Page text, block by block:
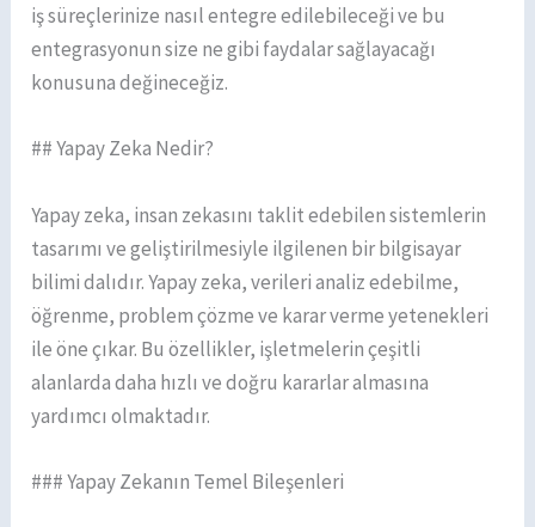
iş süreçlerinize nasıl entegre edilebileceği ve bu
entegrasyonun size ne gibi faydalar sağlayacağı
konusuna değineceğiz.
## Yapay Zeka Nedir?
Yapay zeka, insan zekasını taklit edebilen sistemlerin
tasarımı ve geliştirilmesiyle ilgilenen bir bilgisayar
bilimi dalıdır. Yapay zeka, verileri analiz edebilme,
öğrenme, problem çözme ve karar verme yetenekleri
ile öne çıkar. Bu özellikler, işletmelerin çeşitli
alanlarda daha hızlı ve doğru kararlar almasına
yardımcı olmaktadır.
### Yapay Zekanın Temel Bileşenleri